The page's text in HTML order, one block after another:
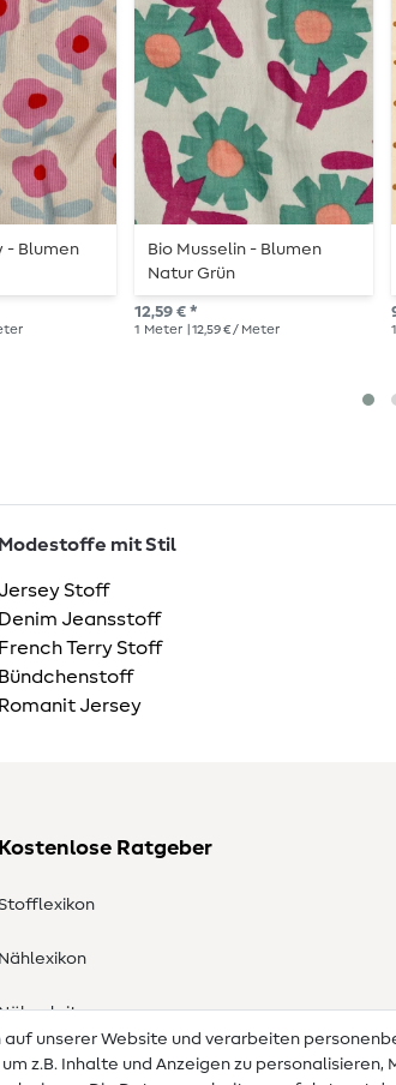
- Blumen
Bio Musselin - Blumen
Natur Grün
12,59 € *
1 Meter | 12,59 € / Meter 1
Modestoffe mit Stil
Jersey Stoff
Denim Jeansstoff
French Terry Stoff
Bündchenstoff
Romanit Jersey
Kostenlose Ratgeber
Stofflexikon
Nählexikon
unserer Website und verarbeiten
z.B. Inhalte und Anzeigen zu